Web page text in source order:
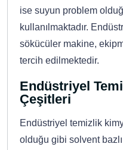
ise suyun problem
kullanılmaktadır.
sökücüler makine,
tercih edilmektedir.
Endüstriyel
Çeşitleri
Endüstriyel temizlik
olduğu gibi solvent